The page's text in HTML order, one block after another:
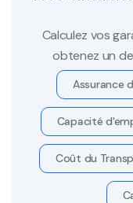
Calculez vos
obtenez un
Assurance
Capacité
Coût du